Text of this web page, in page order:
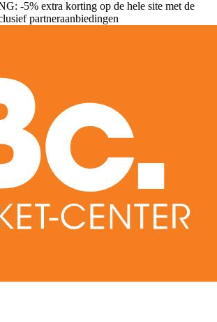
-5% extra korting op de hele site met de
partneraanbiedingen